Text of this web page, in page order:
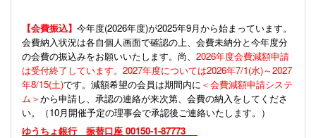
【会費振込】 今年度(2026年度)が2025年9月から始まっています。
会費納入状況は各自個人画面で確認の上、会費未納分と今年度分
の会費の振込みをお願いいたします。尚、 2026年度会費減額申請
は受付終了しています。2027年度については2026年7/1(水)～2027
年8/15(土)です。減額希望の会員は期間内に ＜会費減額申請システ
ム＞から申請し、承認の連絡が来次第、会費の納入をしてくださ
い。（10月開催予定の理事会で承認後ご連絡いたします。）
ゆうちょ銀行 振替口座 00150-1-87773